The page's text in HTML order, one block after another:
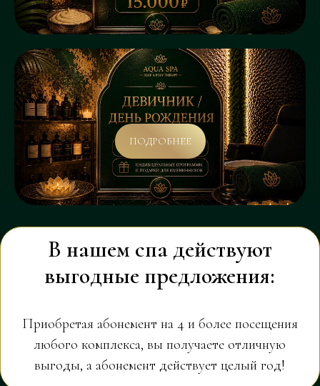
ПОДРОБНЕЕ
В нашем спа действуют
выгодные предложения:
Приобретая абонемент на 4 и более посещения
любого комплекса, вы получаете отличную
выгоды, а абонемент действует целый год!